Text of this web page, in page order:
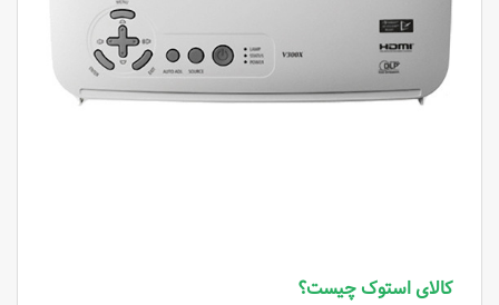
کالای استوک چیست؟